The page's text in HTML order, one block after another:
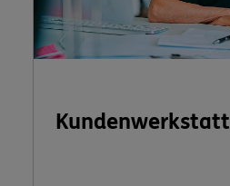
Kundenwerkstatt